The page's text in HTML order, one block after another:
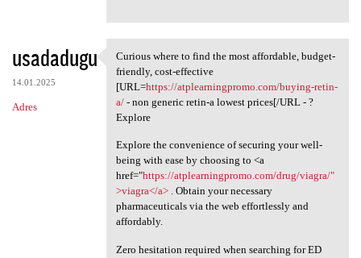
usadadugu
14.01.2025
Adres
Curious where to find the
Curious where to find the most affordable, budget-
friendly, cost-effective
[URL=https://atplearningpromo.com/buying-retin-
a/- non generic retin-a lowest prices[/URL - ?
Explore
Explore the convenience of securing your well-
being with ease by choosing to <a
href="https://atplearningpromo.com/drug/viagra/"
>viagra</a>. Obtain your necessary
pharmaceuticals via the web effortlessly and
affordably.
Zero hesitation required when searching for ED